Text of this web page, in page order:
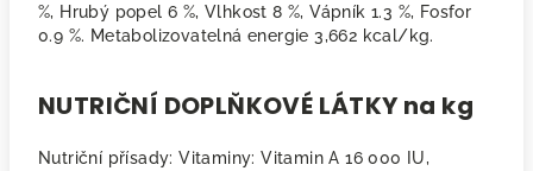
%, Hrubý popel 6 %, Vlhkost 8 %, Vápník 1.3 %, Fosfor
0.9 %. Metabolizovatelná energie 3,662 kcal/kg.
NUTRIČNÍ DOPLŇKOVÉ LÁTKY na kg
Nutriční přísady: Vitaminy: Vitamin A 16 000 IU,